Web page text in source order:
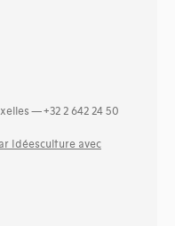
— +32 2 642 24 50
Idéesculture avec